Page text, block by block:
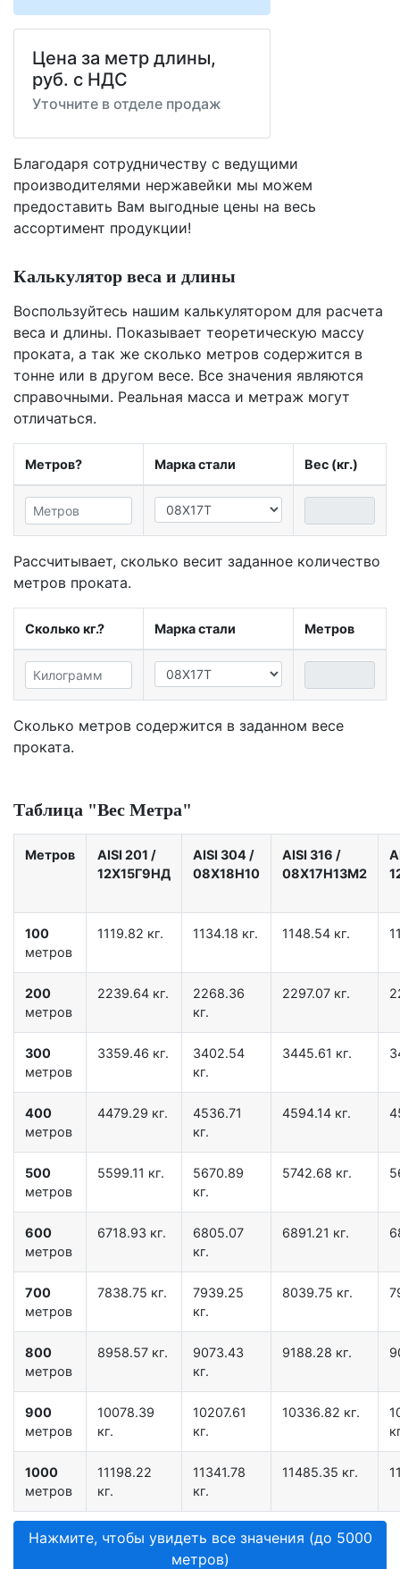
Цена за метр длины,
руб. с НДС
Уточните в отделе продаж
Благодаря сотрудничеству с ведущими
производителями нержавейки мы можем
предоставить Вам выгодные цены на весь
ассортимент продукции!
Калькулятор веса и длины
Воспользуйтесь нашим калькулятором для расчета
веса и длины. Показывает теоретическую массу
проката, а так же сколько метров содержится в
тонне или в другом весе. Все значения являются
справочными. Реальная масса и метраж могут
отличаться.
Метров? Марка стали Вес (кг.)
Рассчитывает, сколько весит заданное количество
метров проката.
Сколько кг.? Марка стали Метров
Сколько метров содержится в заданном весе
проката.
Таблица "Вес Метра"
Метров AISI 201 /
12X15Г9НД
AISI 304 /
08Х18Н10
AISI 316 /
08Х17Н13М2
100
метров
1119.82 кг. 1134.18 кг. 1148.54 кг.
200
метров
2239.64 кг.
2268.36
кг.
2297.07 кг.
300
метров
3359.46 кг.
3402.54
кг.
3445.61 кг.
400
метров
4479.29 кг.
4536.71
кг.
4594.14 кг.
500
метров
5599.11 кг.
5670.89
кг.
5742.68 кг.
600
метров
6718.93 кг.
6805.07
кг.
6891.21 кг.
700
метров
7838.75 кг.
7939.25
кг.
8039.75 кг.
800
метров
8958.57 кг.
9073.43
кг.
9188.28 кг.
900
метров
10078.39
кг.
10207.61
кг.
10336.82 кг.
1000
метров
11198.22
кг.
11341.78
кг.
11485.35 кг.
Нажмите, чтобы увидеть все значения (до 5000
метров)